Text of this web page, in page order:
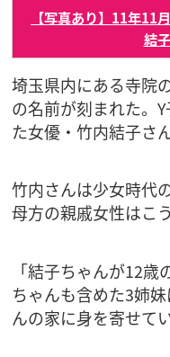
【写真あり】11年11
結
埼玉県内にある寺院
の名前が刻まれた。
た女優・竹内結子さ
竹内さんは少女時代
母方の親戚女性はこ
「結子ちゃんが12
ちゃんも含めた3姉
んの家に身を寄せて